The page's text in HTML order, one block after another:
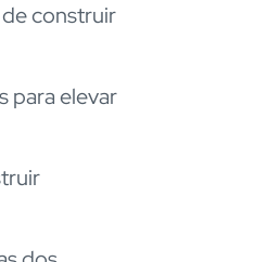
construir
para elevar